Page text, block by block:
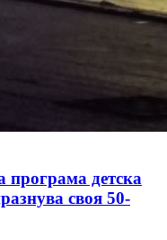
програма детска
своя 50-